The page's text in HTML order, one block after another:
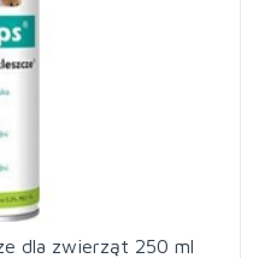
dla zwierząt 250 ml